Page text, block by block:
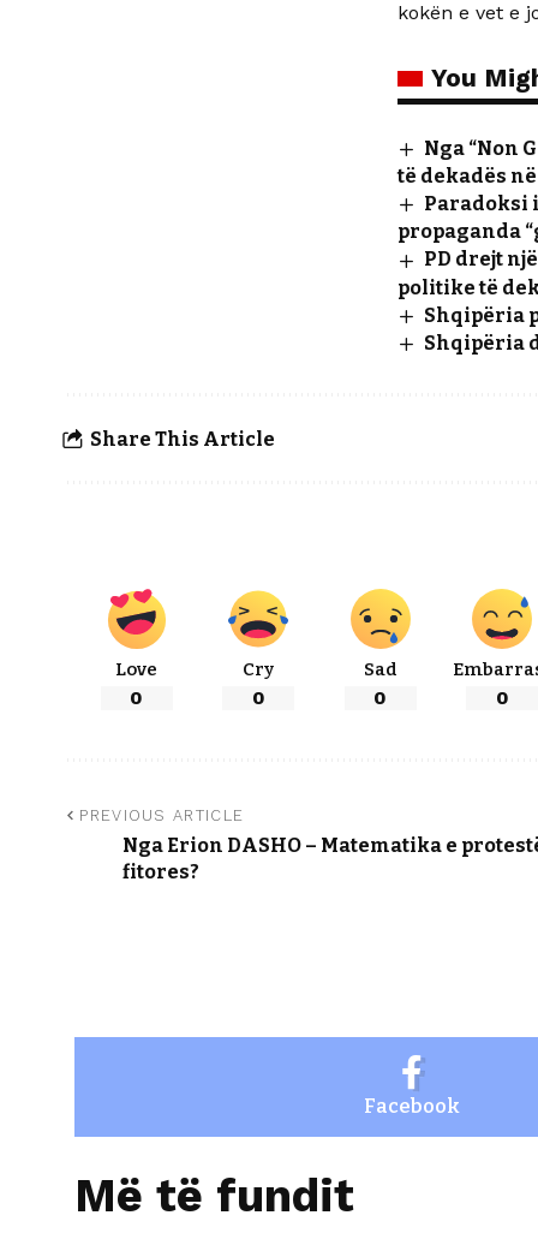
kokën e vet e
You
Nga “Non
të dekadës
Paradoksi
propaganda
PD drejt
politike të
Shqipëria
Shqipëria
Share This Article
Love
0
Cry
0
Sad
0 0
PREVIOUS ARTICLE
Nga Erion DASHO – Matematika e
fitores?
Facebook
Më të fundit